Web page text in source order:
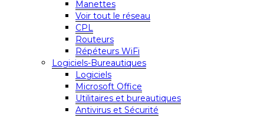
Manettes
Voir tout le réseau
CPL
Routeurs
Répéteurs WiFi
Logiciels-Bureautiques
Logiciels
Microsoft Office
Utilitaires et bureautiques
Antivirus et Sécurité